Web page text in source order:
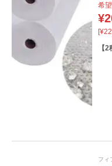
希
¥
【2
フィ